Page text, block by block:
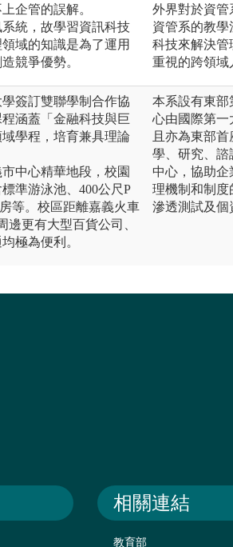
企管的誤解。
統，故學習資訊科技
域的知識是為了運用
競爭優勢。
外界對於資管
資管系的教
科技來解決管
重視的跨領域
簽訂雙聯學制合作協
涵蓋「金融科技與巨
學程，培育兼具理論
中心精華地段，校園
準游泳池、400公尺P
等。校區距離嘉義火車
邊更有大型百貨公司、
極為便利。
本系設有東部
心由國際第一
且亦為東部
學、研究、諮
中心，協助
理機制和制度
滲透測試及個
相關連結
教育部